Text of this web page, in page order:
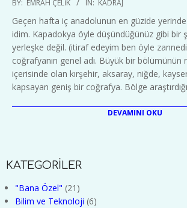
17
BY: EMRAH ÇELIK IN: KADRAJ
Geçen hafta iç anadolunun en güzide
idim. Kapadokya öyle düşündüğünüz gibi bir
yerleşke değil. (itiraf edeyim ben öyle
coğrafyanın genel adı. Büyük bir bölümünün
içerisinde olan kırşehir, aksaray, niğde,
kapsayan geniş bir coğrafya. Bölge
DEVAMINI OKU
KATEGORİLER
"Bana Özel" (21)
Bilim ve Teknoloji (6)